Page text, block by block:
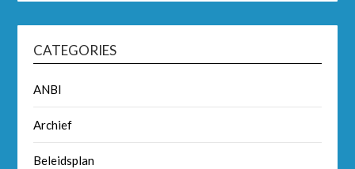
CATEGORIES
ANBI
Archief
Beleidsplan